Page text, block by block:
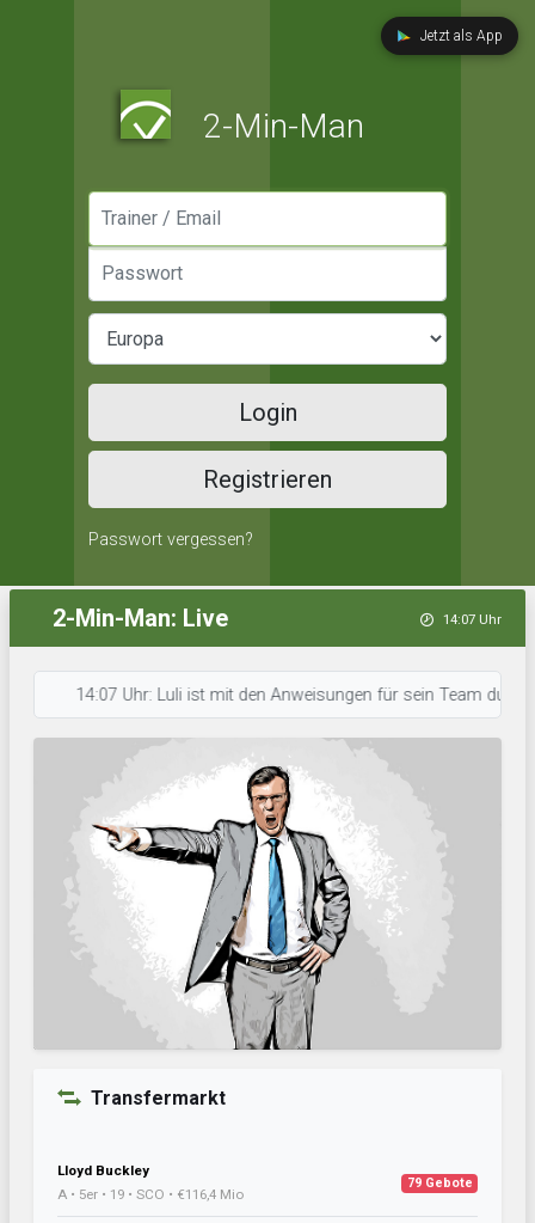
Jetzt als App
2-Min-Man
Login
Registrieren
Passwort vergessen?
2-Min-Man: Live 14:07 Uhr
14:07 Uhr: Luli ist mit den Anweisungen für sein Team durch. •
Transfermarkt
Lloyd Buckley
A • 5er • 19 • SCO • €116,4 Mio
79 Gebote